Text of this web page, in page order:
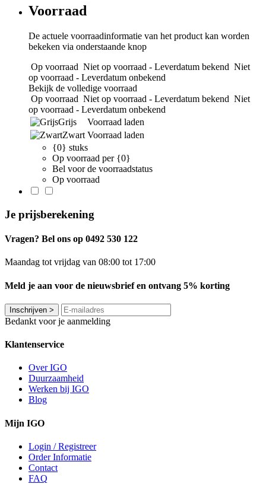
Voorraad
De actuele voorraadinformatie van het product kan worden
bekeken via onderstaande knop
Op voorraad Niet op voorraad - Leverdatum bekend Niet
op voorraad - Leverdatum onbekend
Bekijk de volledige voorraad
Op voorraad Niet op voorraad - Leverdatum bekend Niet
op voorraad - Leverdatum onbekend
Grijs
Voorraad laden
Zwart Voorraad laden
{0} stuks
Op voorraad per {0}
Bel voor de voorraadstatus
Op voorraad
Je prijsberekening
Vragen? Bel ons op 0492 530 122
Maandag tot vrijdag van 08:00 tot 17:00
Meld je aan voor de nieuwsbrief en ontvang 5% korting
Inschrijven >
Bedankt voor je aanmelding
Klantenservice
Over IGO
Duurzaamheid
Werken bij IGO
Blog
Mijn IGO
Login / Registreer
Order Informatie
Contact
FAQ